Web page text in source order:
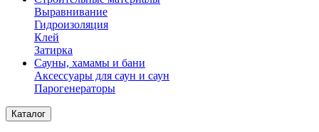
Выравнивание
Гидроизоляция
Клей
Затирка
Сауны, хамамы и бани
Аксессуары для саун и саун
Парогенераторы
Каталог